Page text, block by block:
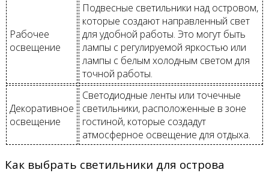
Рабочее
освещение
Подвесные светильники над островом,
которые создают направленный свет
для удобной работы. Это могут быть
лампы с регулируемой яркостью или
лампы с белым холодным светом для
точной работы.
Декоративное
освещение
Светодиодные ленты или точечные
светильники, расположенные в зоне
гостиной, которые создадут
атмосферное освещение для отдыха.
Как выбрать светильники для острова